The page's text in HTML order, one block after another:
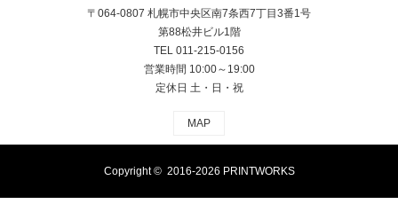
〒064-0807 札幌市中央区南7条西7丁目3番1号
第88松井ビル1階
TEL 011-215-0156
営業時間 10:00～19:00
定休日 土・日・祝
MAP
Copyright © 2016-2026 PRINTWORKS